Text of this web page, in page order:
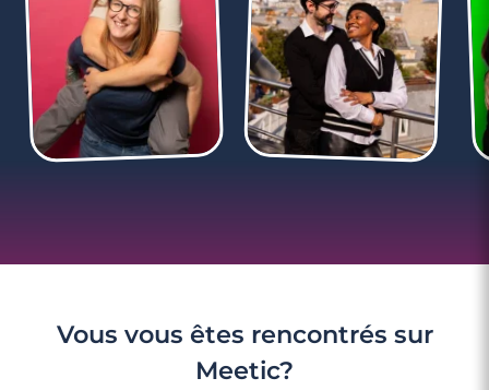
Vous vous êtes rencontrés sur
Meetic?